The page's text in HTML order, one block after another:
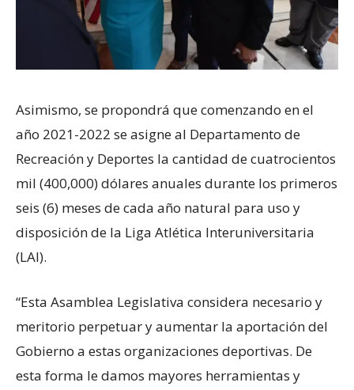
Asimismo, se propondrá que comenzando en el
año 2021-2022 se asigne al Departamento de
Recreación y Deportes la cantidad de cuatrocientos
mil (400,000) dólares anuales durante los primeros
seis (6) meses de cada año natural para uso y
disposición de la Liga Atlética Interuniversitaria
(LAI).
“Esta Asamblea Legislativa considera necesario y
meritorio perpetuar y aumentar la aportación del
Gobierno a estas organizaciones deportivas. De
esta forma le damos mayores herramientas y